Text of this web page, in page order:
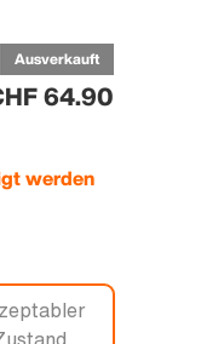
Ausverkauft
64.90
werden